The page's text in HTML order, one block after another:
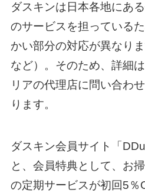
ダスキンは日本各地にあ
のサービスを担っている
かい部分の対応が異なり
など）。そのため、詳細
リアの代理店に問い合わ
ります。
ダスキン会員サイト「
と、会員特典として、お
の定期サービスが初回5％